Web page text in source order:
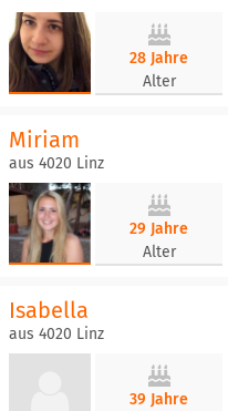
28 Jahre
Alter
Miriam
aus 4020 Linz
29 Jahre
Alter
Isabella
aus 4020 Linz
39 Jahre